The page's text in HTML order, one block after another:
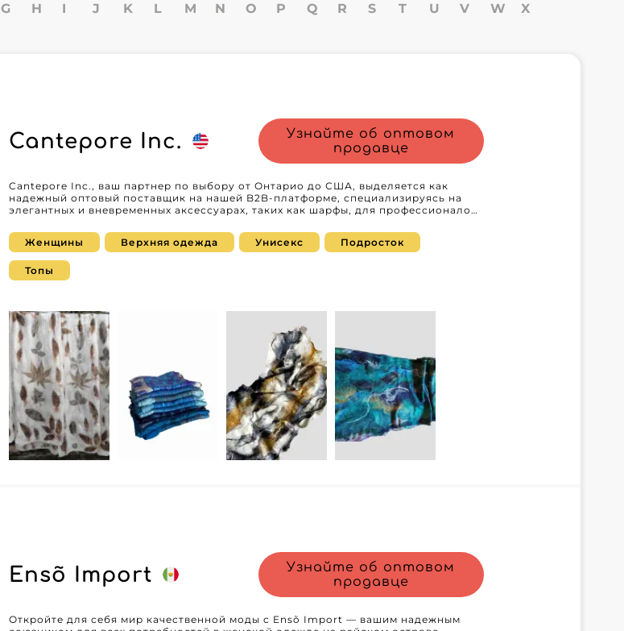
G H I J K L M N O P Q R S T U V W
X
Cantepore Inc.
Узнайте об оптовом
продавце
Cantepore Inc., ваш партнер по выбору от Онтарио до США, выделяется как
надежный оптовый поставщик на нашей B2B-платформе, специализируясь на
элегантных и вневременных аксессуарах, таких как шарфы, для профессионалов,
вы получаете не только продукцию высокого качества, но и непревзойденный
сервис. В Cantepore Inc. каждый шарф — это ключевой акцент, сочетающий
элегантность и функциональность, созданный, чтобы привлекать и отвечать
ожиданиям покупательниц. Этот оптовик понимает важность деталей и
предлагает разнообразные дизайны, которые соответствуют текущим трендам,
Inc., вы получаете доступ к системе MicroStore, упрощающей управление
заказами и оптимизацию времени. Эта инновационная система обеспечивает
плавную и безопасную транзакцию, позволяя уделять больше внимания росту
вашего бизнеса. Приверженность Cantepore Inc. качеству и удовлетворенности
клиентов выражается в проверенной надежности. Благодаря внимательной и
оперативной поддержке этот оптовый поставщик делает так, чтобы ваши
потребности всегда были в приоритете. Кроме того, эффективная логистическая
сеть обеспечивает быструю и безопасную доставку, чтобы у вас всегда был
запас, готовый впечатлить ваших клиентов. Присоединившись к сообществу
реселлеров Cantepore Inc., вы выбираете союзника, который выводит ваш бизнес
на новые высоты и обогащает ваш ассортимент элегантными и
привлекательными товарами для современных женщин. Возможность увеличить
продажи и укрепить лояльность клиентов никогда не была так доступна
Женщины Верхняя одежда Унисекс Подросток
Топы
Ensõ Import
Узнайте об оптовом
продавце
Откройте для себя мир качественной моды с Ensõ Import — вашим надежным